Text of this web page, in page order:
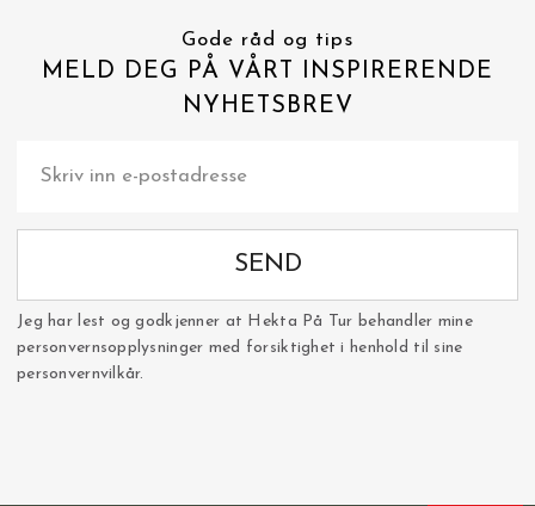
Gode råd og tips
MELD DEG PÅ VÅRT INSPIRERENDE
NYHETSBREV
SEND
Jeg har lest og godkjenner at Hekta På Tur behandler mine
personvernsopplysninger med forsiktighet i henhold til sine
personvernvilkår.